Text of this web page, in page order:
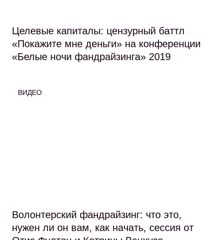
Целевые капиталы: цензурный баттл
«Покажите мне деньги» на конференции
«Белые ночи фандрайзинга» 2019
ВИДЕО
Волонтерский фандрайзинг: что это,
нужен ли он вам, как начать, сессия от